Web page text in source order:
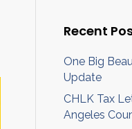
Recent
One Big
Update
CHLK Tax
Angeles